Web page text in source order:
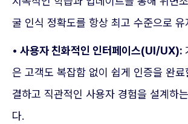
굴 인식 정확도를 항상 최고 수준으로 유
• 사용자 친화적인 인터페이스(UI/UX):
은 고객도 복잡함 없이 쉽게 인증을 완
결하고 직관적인 사용자 경험을 설계하
다.